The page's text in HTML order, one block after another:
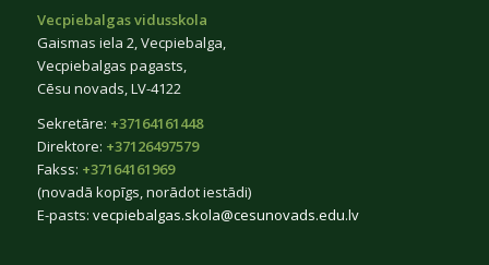
Vecpiebalgas vidusskola
Gaismas iela 2, Vecpiebalga,
Vecpiebalgas pagasts,
Cēsu novads, LV-4122
Sekretāre: +37164161448
Direktore: +37126497579
Fakss: +37164161969
(novadā kopīgs, norādot iestādi)
E-pasts: vecpiebalgas.skola@cesunovads.edu.lv